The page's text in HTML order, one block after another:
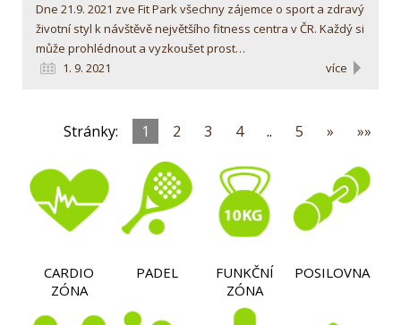
Dne 21.9. 2021 zve Fit Park všechny zájemce o sport a zdravý
životní styl k návštěvě největšího fitness centra v ČR. Každý si
může prohlédnout a vyzkoušet prost…
1. 9. 2021
více
Stránky: 1 2 3 4 .. 5 » »»
CARDIO
ZÓNA
PADEL
FUNKČNÍ
ZÓNA
POSILOVNA